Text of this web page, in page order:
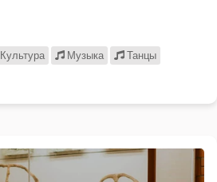
Культура Музыка
Танцы